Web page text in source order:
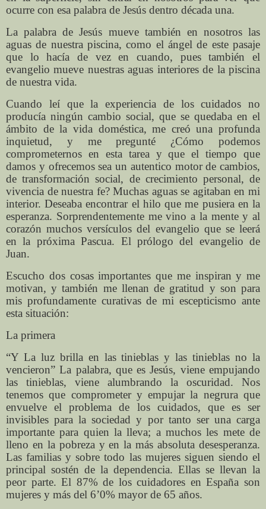
ocurre con esa palabra de Jesús dentro década una.
La palabra de Jesús mueve también en nosotros las
aguas de nuestra piscina, como el ángel de este pasaje
que lo hacía de vez en cuando, pues también el
evangelio mueve nuestras aguas interiores de la piscina
de nuestra vida.
Cuando leí que la experiencia de los cuidados no
producía ningún cambio social, que se quedaba en el
ámbito de la vida doméstica, me creó una profunda
inquietud, y me pregunté ¿Cómo podemos
comprometernos en esta tarea y que el tiempo que
damos y ofrecemos sea un autentico motor de cambios,
de transformación social, de crecimiento personal, de
vivencia de nuestra fe? Muchas aguas se agitaban en mi
interior. Deseaba encontrar el hilo que me pusiera en la
esperanza. Sorprendentemente me vino a la mente y al
corazón muchos versículos del evangelio que se leerá
en la próxima Pascua. El prólogo del evangelio de
Juan.
Escucho dos cosas importantes que me inspiran y me
motivan, y también me llenan de gratitud y son para
mis profundamente curativas de mi escepticismo ante
esta situación:
La primera
“Y La luz brilla en las tinieblas y las tinieblas no la
vencieron” La palabra, que es Jesús, viene empujando
las tinieblas, viene alumbrando la oscuridad. Nos
tenemos que comprometer y empujar la negrura que
envuelve el problema de los cuidados, que es ser
invisibles para la sociedad y por tanto ser una carga
importante para quien la lleva; a muchos les mete de
lleno en la pobreza y en la más absoluta desesperanza.
Las familias y sobre todo las mujeres siguen siendo el
principal sostén de la dependencia. Ellas se llevan la
peor parte. El 87% de los cuidadores en España son
mujeres y más del 6’0% mayor de 65 años.